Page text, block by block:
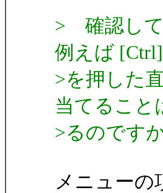
> 確認して
例えば
>を押した
当てること
>るのです
メニュー